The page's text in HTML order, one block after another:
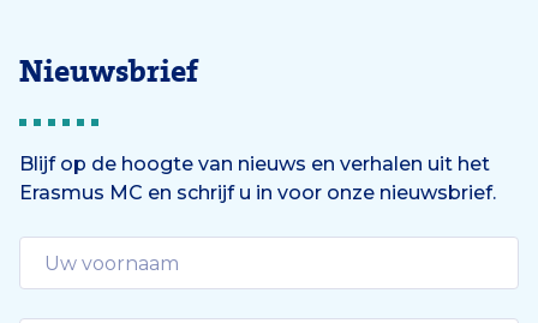
Nieuwsbrief
Blijf op de hoogte van nieuws en verhalen uit het
Erasmus MC en schrijf u in voor onze nieuwsbrief.